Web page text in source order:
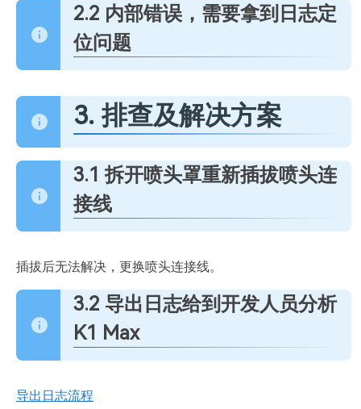
2.2 内部错误，需要拿到日志定
位问题
3. 排查及解决方案
3.1 拆开喷头罩重新插拔喷头连
接线
插拔后无法解决，更换喷头连接线。
3.2 导出日志给到开发人员分析
K1 Max
导出日志流程